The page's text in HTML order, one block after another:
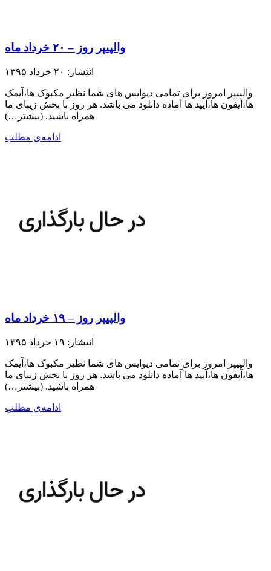
والپیپر روز – ۲۰ خرداد ماه
انتشار: ۲۰ خرداد ۱۳۹۵
والپیپر امروز برای تمامی دیوایس های شما نظیر مکبوک ها،آیمک
ها،آیفون ها،آیپد ها آماده دانلود می باشد. هر روز با بخش زیبای ما
همراه باشید.​ (بیشتر…)
ادامه‌ی مطلب
والپیپر روز – ۱۹ خرداد ماه
انتشار: ۱۹ خرداد ۱۳۹۵
والپیپر امروز برای تمامی دیوایس های شما نظیر مکبوک ها،آیمک
ها،آیفون ها،آیپد ها آماده دانلود می باشد. هر روز با بخش زیبای ما
همراه باشید.​ (بیشتر…)
ادامه‌ی مطلب